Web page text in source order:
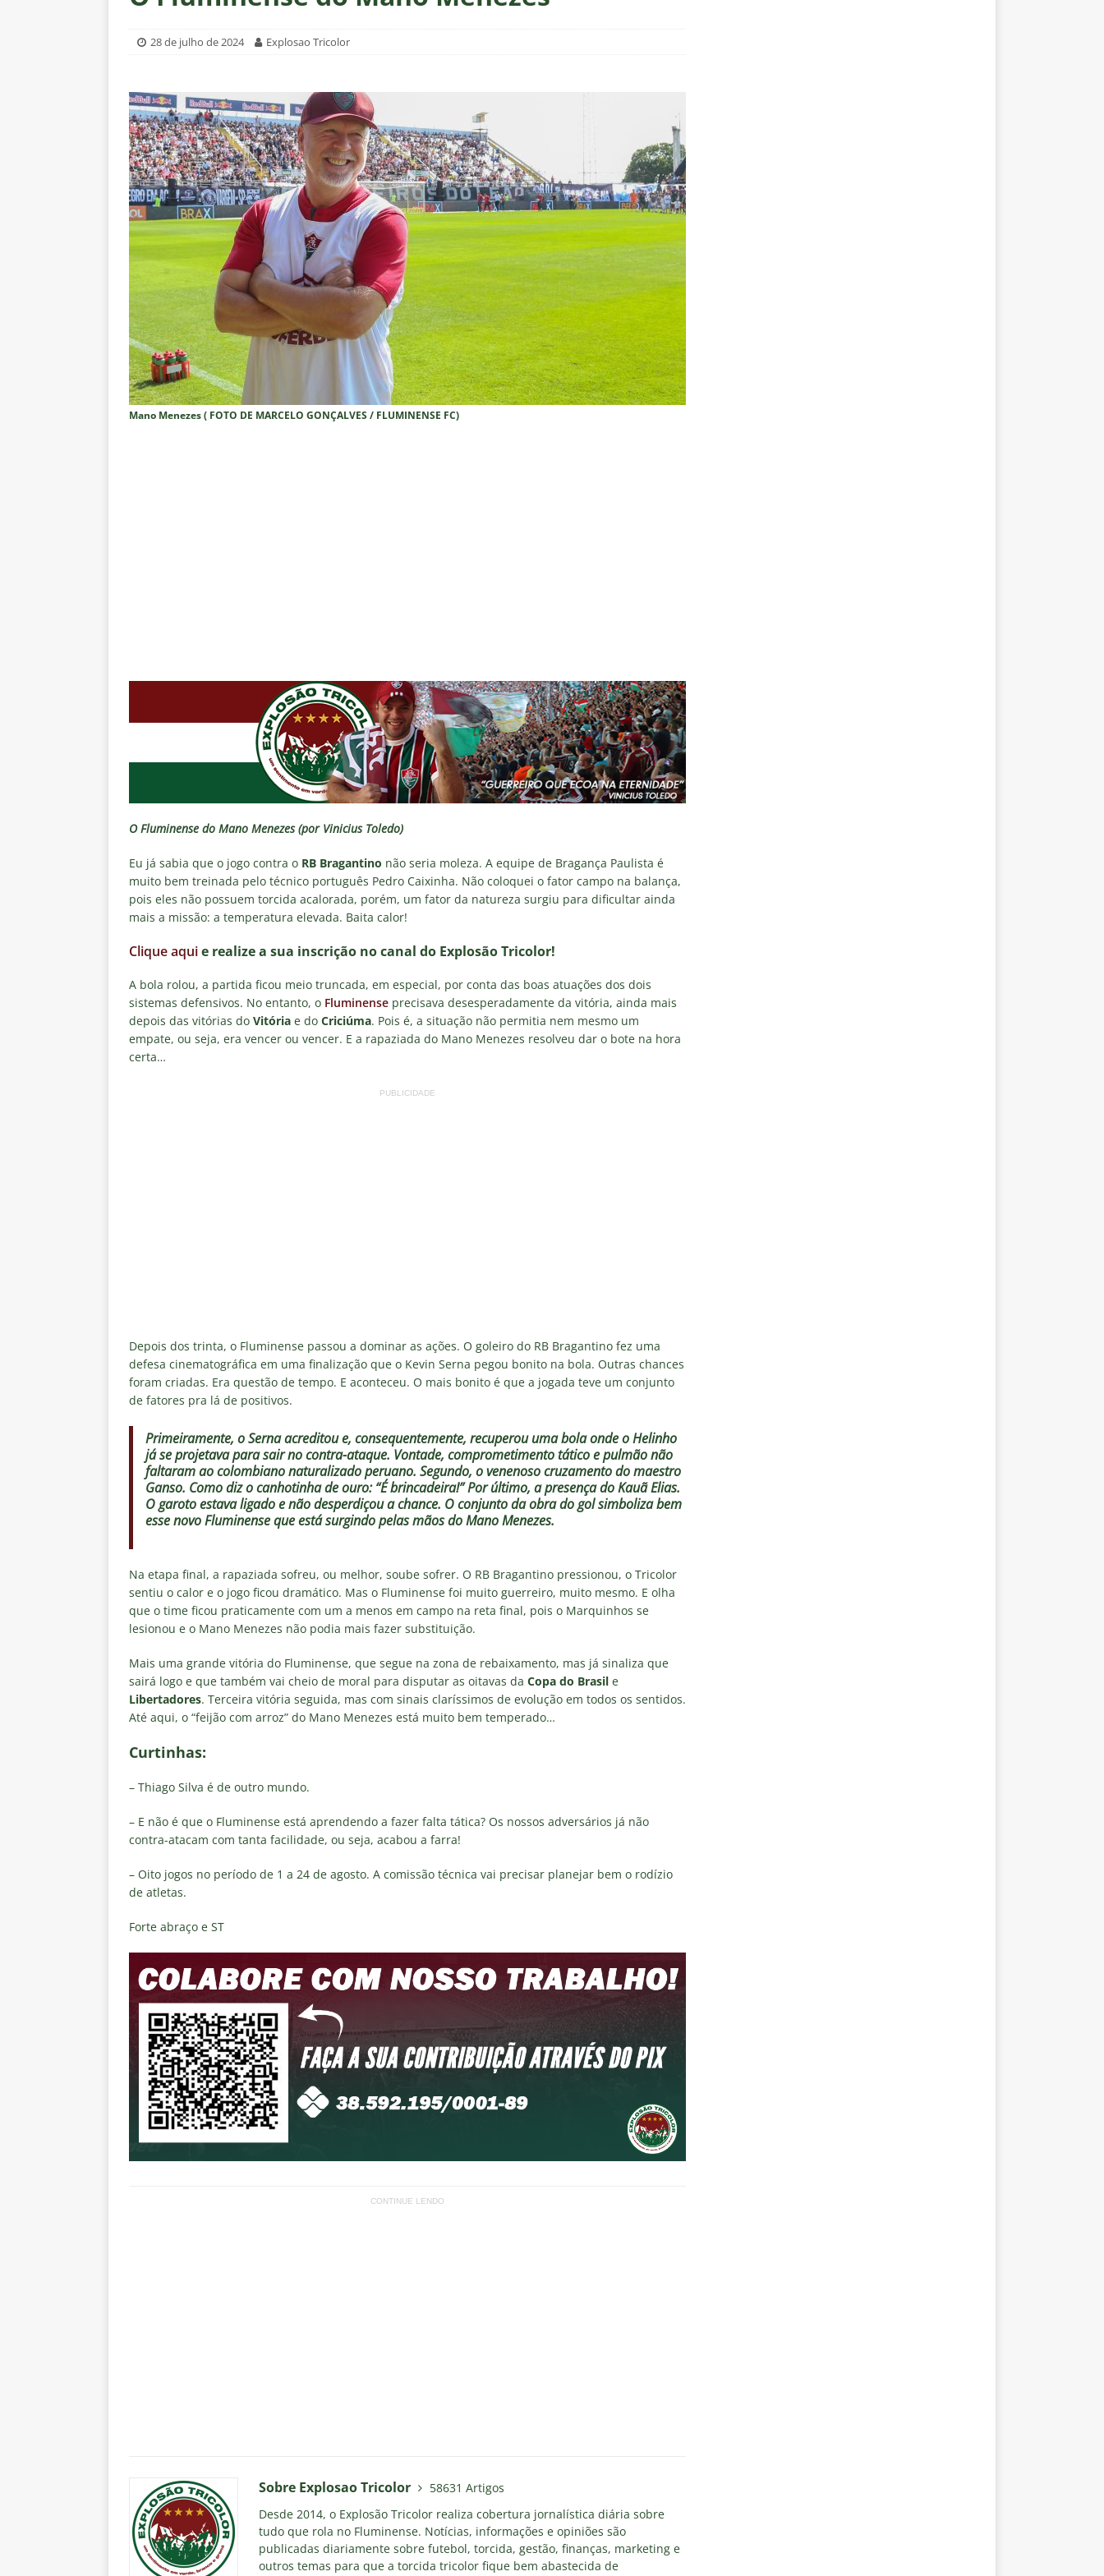
e Estatísticas
DICAS DE APOSTAS
Fluminense para o Vasco e cobra “olho da rua” para diretoria e Zubeldía
COLUNAS
[ 6 de agosto de 2026 ] Vitória X Athletico-PR — Oitavas Copa do Brasil 2026: Palpites, Odds e
Estatísticas
DICAS DE APOSTAS
[ 6 de agosto de 2026 ] Após eliminação, torcedores do Fluminense detonam diretoria e pedem
demissão de Zubeldía
NOTÍCIAS
[ 6 de agosto de 2026 ] John Kennedy vira grande preocupação no Fluminense; saiba a situação do
atacante
NOTÍCIAS
[ 6 de agosto de 2026 ] Zubeldía responde se diretoria do Fluminense garantiu permanência no
NOTÍCIAS
[ 6 de agosto de 2026 ]
Fluminense: Zubeldía pede voto de confiança da torcida e promete
“grande Libertadores”
NOTÍCIAS
[ 6 de agosto de 2026 ] Zubeldía surpreende ao analisar queda de desempenho de Lucho Acosta
[ 5 de agosto de 2026 ] Fluminense anuncia escalação para confronto decisivo contra o Vasco
pela Copa do Brasil 2026
NOTÍCIAS
[ 5 de agosto de 2026 ] Fluminense X Vasco — Oitavas Copa do Brasil 2026: Palpites, Odds e
Estatísticas
DICAS DE APOSTAS
[ 5 de agosto de 2026 ] Saiu a lista! Fluminense divulga relacionados para decisão contra o Vasco
pela Copa do Brasil
NOTÍCIAS
Estatísticas
DICAS DE APOSTAS
[ 5 de agosto de 2026 ] Análise de Vinicius Toledo: A obrigação do Fluminense em vencer o Vasco
Casa cheia! Veja a nova parcial de ingressos vendidos para Fluminense x
Vasco
NOTÍCIAS
28 de julho de 2024 Explosao Tricolor
Mano Menezes ( FOTO DE MARCELO GONÇALVES / FLUMINENSE FC)
O Fluminense do Mano Menezes (por Vinicius Toledo)
Eu já sabia que o jogo contra o RB Bragantino não seria moleza. A equipe de Bragança Paulista é
muito bem treinada pelo técnico português Pedro Caixinha. Não coloquei o fator campo na balança,
pois eles não possuem torcida acalorada, porém, um fator da natureza surgiu para dificultar ainda
mais a missão: a temperatura elevada. Baita calor!
Clique aquie realize a sua inscrição no canal do Explosão Tricolor!
A bola rolou, a partida ficou meio truncada, em especial, por conta das boas atuações dos dois
sistemas defensivos. No entanto, o Fluminense precisava desesperadamente da vitória, ainda mais
depois das vitórias do Vitória e do Criciúma. Pois é, a situação não permitia nem mesmo um
empate, ou seja, era vencer ou vencer. E a rapaziada do Mano Menezes resolveu dar o bote na hora
certa…
PUBLICIDADE
Depois dos trinta, o Fluminense passou a dominar as ações. O goleiro do RB Bragantino fez uma
defesa cinematográfica em uma finalização que o Kevin Serna pegou bonito na bola. Outras chances
foram criadas. Era questão de tempo. E aconteceu. O mais bonito é que a jogada teve um conjunto
de fatores pra lá de positivos.
Primeiramente, o Serna acreditou e, consequentemente, recuperou uma bola onde o Helinho
já se projetava para sair no contra-ataque. Vontade, comprometimento tático e pulmão não
faltaram ao colombiano naturalizado peruano. Segundo, o venenoso cruzamento do maestro
Ganso. Como diz o canhotinha de ouro: “É brincadeira!” Por último, a presença do Kauã Elias.
O garoto estava ligado e não desperdiçou a chance. O conjunto da obra do gol simboliza bem
esse novo Fluminense que está surgindo pelas mãos do Mano Menezes.
Na etapa final, a rapaziada sofreu, ou melhor, soube sofrer. O RB Bragantino pressionou, o Tricolor
sentiu o calor e o jogo ficou dramático. Mas o Fluminense foi muito guerreiro, muito mesmo. E olha
que o time ficou praticamente com um a menos em campo na reta final, pois o Marquinhos se
lesionou e o Mano Menezes não podia mais fazer substituição.
Mais uma grande vitória do Fluminense, que segue na zona de rebaixamento, mas já sinaliza que
sairá logo e que também vai cheio de moral para disputar as oitavas da Copa do Brasil e
Libertadores. Terceira vitória seguida, mas com sinais claríssimos de evolução em todos os sentidos.
Até aqui, o “feijão com arroz” do Mano Menezes está muito bem temperado…
Curtinhas:
– Thiago Silva é de outro mundo.
– E não é que o Fluminense está aprendendo a fazer falta tática? Os nossos adversários já não
contra-atacam com tanta facilidade, ou seja, acabou a farra!
– Oito jogos no período de 1 a 24 de agosto. A comissão técnica vai precisar planejar bem o rodízio
de atletas.
Forte abraço e ST
CONTINUE LENDO
Sobre Explosao Tricolor
58631 Artigos
Desde 2014, o Explosão Tricolor realiza cobertura jornalística diária sobre
tudo que rola no Fluminense. Notícias, informações e opiniões são
publicadas diariamente sobre futebol, torcida, gestão, finanças, marketing e
outros temas para que a torcida tricolor fique bem abastecida de